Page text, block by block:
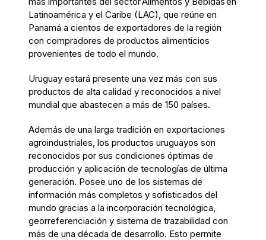
Latinoamérica y el Caribe (LAC), que reúne en
Panamá a cientos de exportadores de la región
con compradores de productos alimenticios
provenientes de todo el mundo.
Uruguay estará presente una vez más con sus
productos de alta calidad y reconocidos a nivel
mundial que abastecen a más de 150 países.
Además de una larga tradición en exportaciones
agroindustriales, los productos uruguayos son
reconocidos por sus condiciones óptimas de
producción y aplicación de tecnologías de última
generación. Posee uno de los sistemas de
información más completos y sofisticados del
mundo gracias a la incorporación tecnológica,
georreferenciación y sistema de trazabilidad con
más de una década de desarrollo. Esto permite